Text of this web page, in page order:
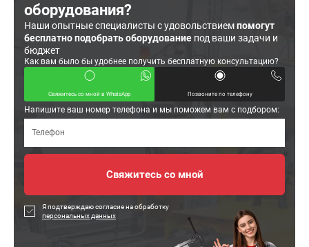
оборудования?
Наши опытные специалисты с удовольствиемпомогут
бесплатно подобрать оборудование под ваши задачи и
бюджет
Как вам было бы удобнее получить бесплатную консультацию?
Свяжитесь со мной в WhatsApp Позвоните по телефону
Напишите ваш номер телефона и мы поможем вам с подбором:
Я подтверждаю согласие на обработку
персональных данных